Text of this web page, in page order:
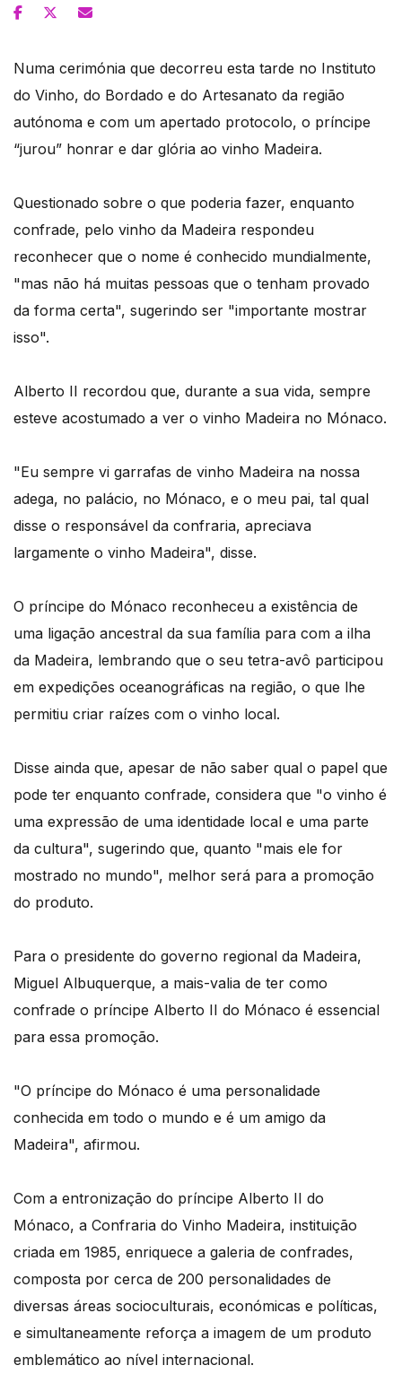
Numa cerimónia que decorreu esta tarde no Instituto
do Vinho, do Bordado e do Artesanato da região
autónoma e com um apertado protocolo, o príncipe
“jurou” honrar e dar glória ao vinho Madeira.
Questionado sobre o que poderia fazer, enquanto
confrade, pelo vinho da Madeira respondeu
reconhecer que o nome é conhecido mundialmente,
"mas não há muitas pessoas que o tenham provado
da forma certa", sugerindo ser "importante mostrar
isso".
Alberto II recordou que, durante a sua vida, sempre
esteve acostumado a ver o vinho Madeira no Mónaco.
"Eu sempre vi garrafas de vinho Madeira na nossa
adega, no palácio, no Mónaco, e o meu pai, tal qual
disse o responsável da confraria, apreciava
largamente o vinho Madeira", disse.
O príncipe do Mónaco reconheceu a existência de
uma ligação ancestral da sua família para com a ilha
da Madeira, lembrando que o seu tetra-avô participou
em expedições oceanográficas na região, o que lhe
permitiu criar raízes com o vinho local.
Disse ainda que, apesar de não saber qual o papel que
pode ter enquanto confrade, considera que "o vinho é
uma expressão de uma identidade local e uma parte
da cultura", sugerindo que, quanto "mais ele for
mostrado no mundo", melhor será para a promoção
do produto.
Para o presidente do governo regional da Madeira,
Miguel Albuquerque, a mais-valia de ter como
confrade o príncipe Alberto II do Mónaco é essencial
para essa promoção.
"O príncipe do Mónaco é uma personalidade
conhecida em todo o mundo e é um amigo da
Madeira", afirmou.
Com a entronização do príncipe Alberto II do
Mónaco, a Confraria do Vinho Madeira, instituição
criada em 1985, enriquece a galeria de confrades,
composta por cerca de 200 personalidades de
diversas áreas socioculturais, económicas e políticas,
e simultaneamente reforça a imagem de um produto
emblemático ao nível internacional.